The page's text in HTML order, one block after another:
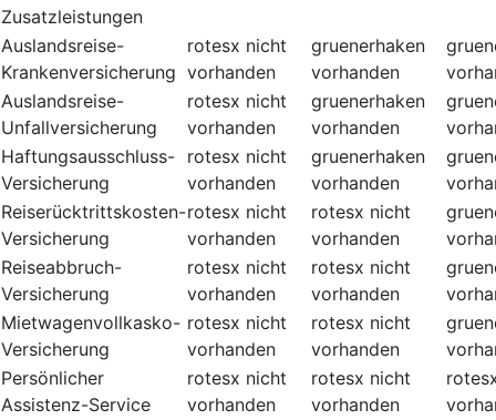
Zusatzleistungen
Auslandsreise-
Krankenversicherung
rotesx nicht
vorhanden
gruenerhaken
vorhanden
Auslandsreise-
Unfallversicherung
rotesx nicht
vorhanden
gruenerhaken
vorhanden
Haftungsausschluss-
Versicherung
rotesx nicht
vorhanden
gruenerhaken
vorhanden
Reiserücktrittskosten-
Versicherung
rotesx nicht
vorhanden
rotesx nicht
vorhanden
Reiseabbruch-
Versicherung
rotesx nicht
vorhanden
rotesx nicht
vorhanden
Mietwagenvollkasko-
Versicherung
rotesx nicht
vorhanden
rotesx nicht
vorhanden
Persönlicher
Assistenz-Service
rotesx nicht
vorhanden
rotesx nicht
vorhanden